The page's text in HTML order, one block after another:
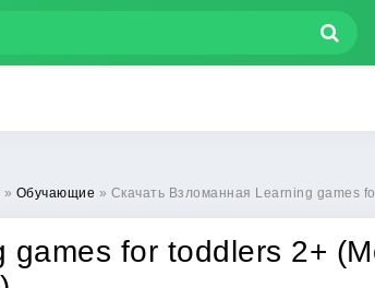
» Обучающие » Скачать Взломанная Learning games for
games for toddlers 2+